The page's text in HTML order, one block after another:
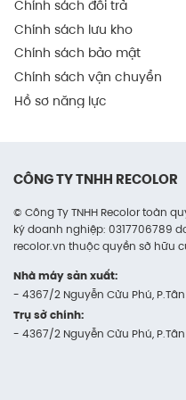
Thùng carton trắng cả
Loại thùng này được
ngoài và mặt trong,
nhất.
Đây là lựa chọn lý
Với giấy trắng hai
dễ dàng in logo bên
dụng hoặc thông tin
đảm bảo tính thẩm
Ngoài ra, chất liệu
giúp sản phẩm bên
hạn chế bụi bẩn và
giấy nâu truyền
Chính sách đổi trả
Chính sách lưu kho
Chính sách bảo mật
Chính sách vận chuyển
Hồ sơ năng lực
CÔNG TY TNHH RECOLOR
© Công Ty TNHH Recolor toàn
ký doanh nghiệp: 0317706789
recolor.vn thuộc quyền sở hữu
Nhà máy sản xuất:
- 4367/2 Nguyễn Cửu Phú, P.Tân
Trụ sở chính:
- 4367/2 Nguyễn Cửu Phú, P.Tân